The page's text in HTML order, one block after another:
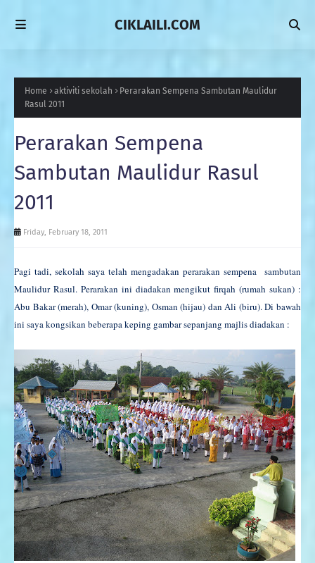
CIKLAILI.COM
Home aktiviti sekolah
Perarakan Sempena Sambutan Maulidur
Rasul 2011
Perarakan Sempena
Sambutan Maulidur Rasul
2011
Friday, February 18, 2011
Pagi tadi, sekolah saya telah mengadakan perarakan sempena sambutan
Maulidur Rasul. Perarakan ini diadakan mengikut firqah (rumah sukan) :
Abu Bakar (merah), Omar (kuning), Osman (hijau) dan Ali (biru). Di bawah
ini saya kongsikan beberapa keping gambar sepanjang majlis diadakan :